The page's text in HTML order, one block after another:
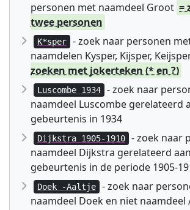
personen met naamdeel Groot =
twee personen
K*sper
- zoek naar personen
naamdelen Kysper, Kijsper,
zoeken met jokerteken (* en ?)
Luscombe 1934
- zoek naar
naamdeel Luscombe gerelateerd
gebeurtenis in 1934
Dijkstra 1905-1910
- zoek naar
naamdeel Dijkstra gerelateerd
gebeurtenis in de periode 1905-
Doek -Aaltje
- zoek naar
naamdeel Doek en niet naamdeel